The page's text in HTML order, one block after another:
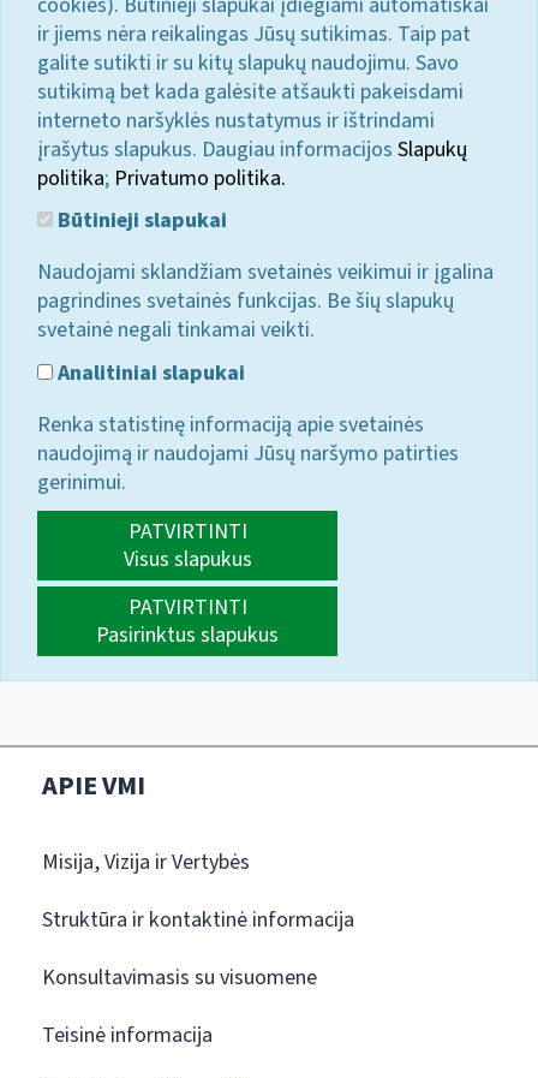
ir jiems nėra reikalingas Jūsų sutikimas. Taip pat
galite sutikti ir su kitų slapukų naudojimu. Savo
sutikimą bet kada galėsite atšaukti pakeisdami
interneto naršyklės nustatymus ir ištrindami
įrašytus slapukus. Daugiau informacijos Slapukų
politika; Privatumo politika.
Būtinieji slapukai
Naudojami sklandžiam svetainės veikimui ir įgalina
pagrindines svetainės funkcijas. Be šių slapukų
svetainė negali tinkamai veikti.
Analitiniai slapukai
Renka statistinę informaciją apie svetainės
naudojimą ir naudojami Jūsų naršymo patirties
gerinimui.
PATVIRTINTI
Visus slapukus
PATVIRTINTI
Pasirinktus slapukus
APIE VMI
Misija, Vizija ir Vertybės
Struktūra ir kontaktinė informacija
Konsultavimasis su visuomene
Teisinė informacija